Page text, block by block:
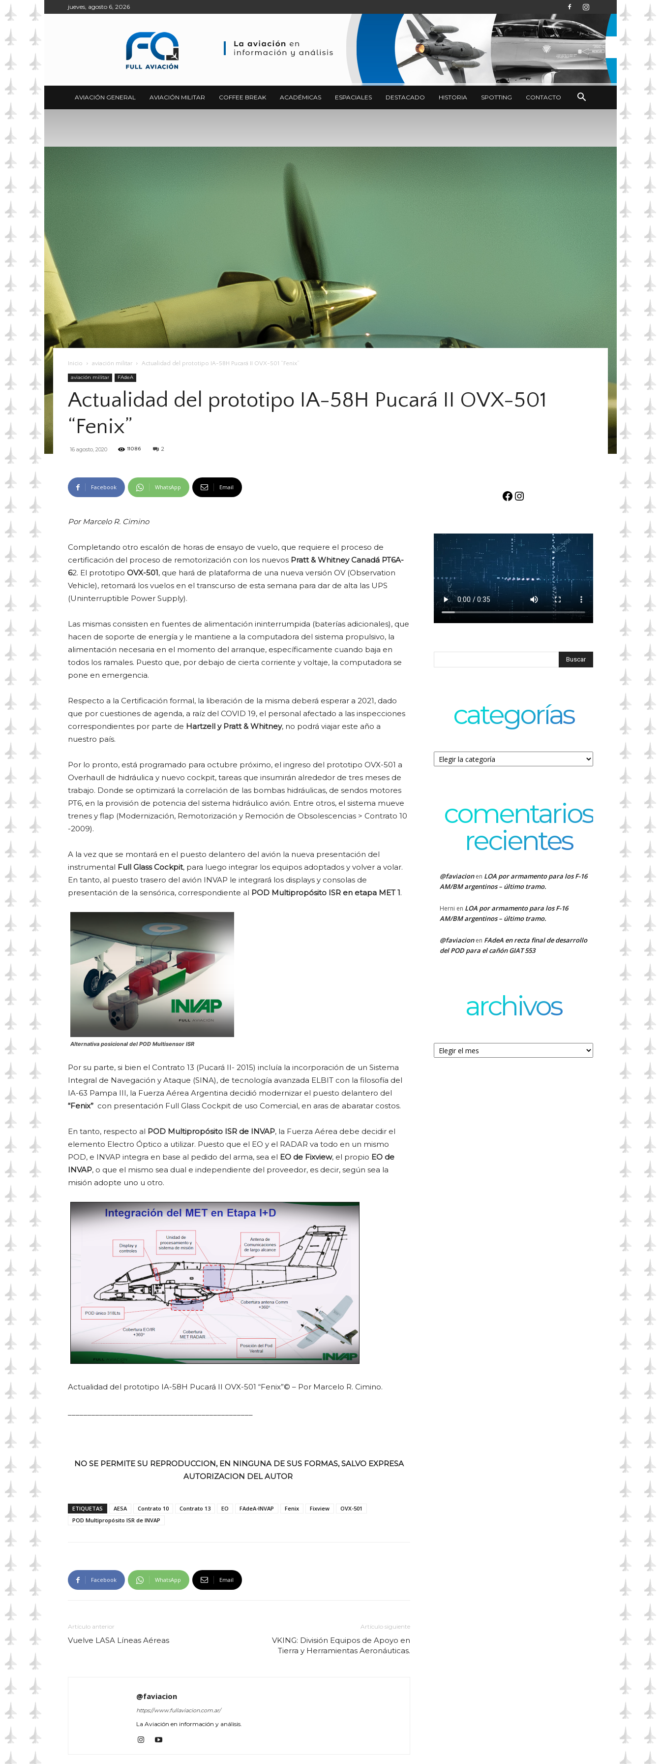
jueves, agosto 6, 2026
AVIACIÓN GENERAL AVIACIÓN MILITAR COFFEE BREAK ACADÉMICAS ESPACIALES DESTACADO HISTORIA SPOTTING CONTACTO
Inicio aviación militar Actualidad del prototipo IA-58H Pucará II OVX-501 “Fenix”
aviación militar FAdeA
Actualidad del prototipo IA-58H Pucará II OVX-501
“Fenix”
16 agosto, 2020 11086 2
Facebook WhatsApp Email
Por Marcelo R. Cimino
Completando otro escalón de horas de ensayo de vuelo, que requiere el proceso de
certificación del proceso de remotorización con los nuevos Pratt & Whitney Canadá PT6A-
62. El prototipo OVX-501, que hará de plataforma de una nueva versión OV (Observation
Vehicle), retomará los vuelos en el transcurso de esta semana para dar de alta las UPS
(Uninterruptible Power Supply).
Las mismas consisten en fuentes de alimentación ininterrumpida (baterías adicionales), que
hacen de soporte de energía y le mantiene a la computadora del sistema propulsivo, la
alimentación necesaria en el momento del arranque, específicamente cuando baja en
todos los ramales. Puesto que, por debajo de cierta corriente y voltaje, la computadora se
pone en emergencia.
Respecto a la Certificación formal, la liberación de la misma deberá esperar a 2021, dado
que por cuestiones de agenda, a raíz del COVID 19, el personal afectado a las inspecciones
correspondientes por parte de Hartzell y Pratt & Whitney, no podrá viajar este año a
nuestro país.
Por lo pronto, está programado para octubre próximo, el ingreso del prototipo OVX-501 a
Overhaull de hidráulica y nuevo cockpit, tareas que insumirán alrededor de tres meses de
trabajo. Donde se optimizará la correlación de las bombas hidráulicas, de sendos motores
PT6, en la provisión de potencia del sistema hidráulico avión. Entre otros, el sistema mueve
trenes y flap (Modernización, Remotorización y Remoción de Obsolescencias > Contrato 10
-2009).
A la vez que se montará en el puesto delantero del avión la nueva presentación del
instrumental Full Glass Cockpit, para luego integrar los equipos adoptados y volver a volar.
En tanto, al puesto trasero del avión INVAP le integrará los displays y consolas de
presentación de la sensórica, correspondiente al POD Multipropósito ISR en etapa MET 1.
Alternativa posicional del POD Multisensor ISR
Por su parte, si bien el Contrato 13 (Pucará II- 2015) incluía la incorporación de un Sistema
Integral de Navegación y Ataque (SINA), de tecnología avanzada ELBIT con la filosofía del
IA-63 Pampa III, la Fuerza Aérea Argentina decidió modernizar el puesto delantero del
“Fenix” con presentación Full Glass Cockpit de uso Comercial, en aras de abaratar costos.
En tanto, respecto al POD Multipropósito ISR de INVAP, la Fuerza Aérea debe decidir el
elemento Electro Óptico a utilizar. Puesto que el EO y el RADAR va todo en un mismo
POD, e INVAP integra en base al pedido del arma, sea el EO de Fixview, el propio EO de
INVAP, o que el mismo sea dual e independiente del proveedor, es decir, según sea la
misión adopte uno u otro.
Actualidad del prototipo IA-58H Pucará II OVX-501 “Fenix”© – Por Marcelo R. Cimino.
NO SE PERMITE SU REPRODUCCION, EN NINGUNA DE SUS FORMAS, SALVO EXPRESA
AUTORIZACION DEL AUTOR
ETIQUETAS AESA Contrato 10 Contrato 13 EO FAdeA-INVAP Fenix Fixview
OVX-501
POD Multipropósito ISR de INVAP
Facebook WhatsApp Email
Artículo anterior
Vuelve LASA Líneas Aéreas
Artículo siguiente
VKING: División Equipos de Apoyo en
Tierra y Herramientas Aeronáuticas.
@faviacion
https://www.fullaviacion.com.ar/
La Aviación en información y análisis.
Facebook
Instagram
categorías
Categorías
comentarios
recientes
@faviacionen LOA por armamento para los F-16
AM/BM argentinos – último tramo.
Herni en LOA por armamento para los F-16
AM/BM argentinos – último tramo.
@faviacionen FAdeA en recta final de desarrollo
del POD para el cañón GIAT 553
archivos
Archivos